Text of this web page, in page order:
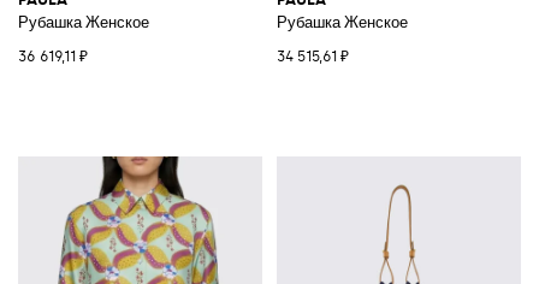
Рубашка Женское
36 619,11 ₽
Рубашка Женское
34 515,61 ₽